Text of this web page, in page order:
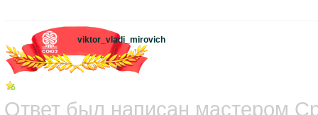
viktor_vladi_mirovich
Ответ был написан мастером